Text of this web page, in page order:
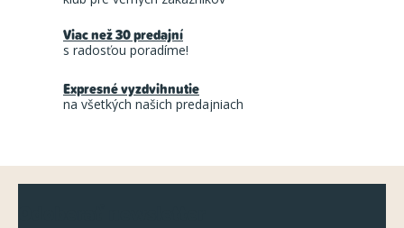
e
p
v
Viac než 30 predajní
s radosťou poradíme!
Expresné vyzdvihnutie
na všetkých našich predajniach